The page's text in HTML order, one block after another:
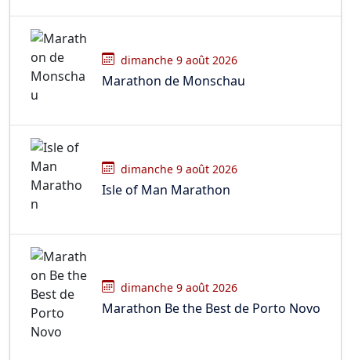
dimanche 9 août 2026
Marathon de Monschau
dimanche 9 août 2026
Isle of Man Marathon
dimanche 9 août 2026
Marathon Be the Best de Porto Novo